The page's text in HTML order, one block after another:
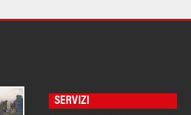
SERVIZI